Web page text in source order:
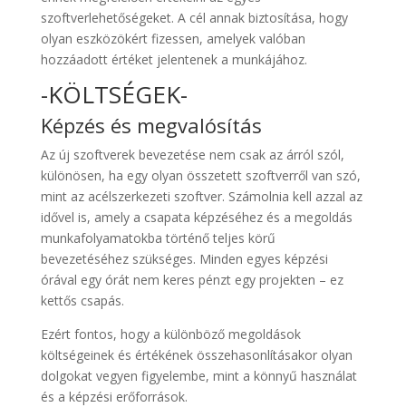
szoftverlehetőségeket. A cél annak biztosítása, hogy
olyan eszközökért fizessen, amelyek valóban
hozzáadott értéket jelentenek a munkájához.
-KÖLTSÉGEK-
Képzés és megvalósítás
Az új szoftverek bevezetése nem csak az árról szól,
különösen, ha egy olyan összetett szoftverről van szó,
mint az acélszerkezeti szoftver. Számolnia kell azzal az
idővel is, amely a csapata képzéséhez és a megoldás
munkafolyamatokba történő teljes körű
bevezetéséhez szükséges. Minden egyes képzési
órával egy órát nem keres pénzt egy projekten – ez
kettős csapás.
Ezért fontos, hogy a különböző megoldások
költségeinek és értékének összehasonlításakor olyan
dolgokat vegyen figyelembe, mint a könnyű használat
és a képzési erőforrások.